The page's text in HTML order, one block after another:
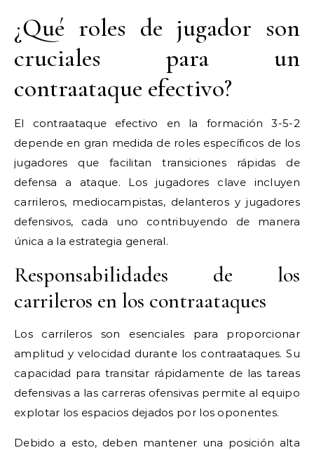
¿Qué roles de jugador son
cruciales para un
contraataque efectivo?
El contraataque efectivo en la formación 3-5-2
depende en gran medida de roles específicos de los
jugadores que facilitan transiciones rápidas de
defensa a ataque. Los jugadores clave incluyen
carrileros, mediocampistas, delanteros y jugadores
defensivos, cada uno contribuyendo de manera
única a la estrategia general.
Responsabilidades de los
carrileros en los contraataques
Los carrileros son esenciales para proporcionar
amplitud y velocidad durante los contraataques. Su
capacidad para transitar rápidamente de las tareas
defensivas a las carreras ofensivas permite al equipo
explotar los espacios dejados por los oponentes.
Debido a esto, deben mantener una posición alta